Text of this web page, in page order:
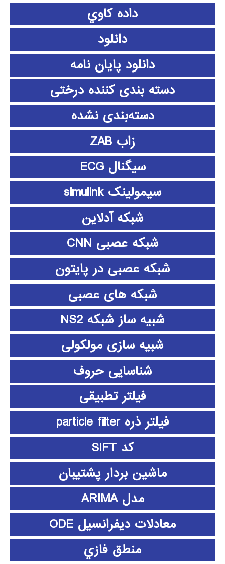
داده كاوي
دانلود
دانلود پايان نامه
دسته بندی کننده درختی
دسته‌بندی نشده
زاب ZAB
سیگنال ECG
سیمولینک simulink
شبکه آدلاین
شبکه عصبی CNN
شبکه عصبی در پایتون
شبکه های عصبی
شبیه ساز شبکه NS2
شبیه سازی مولکولی
شناسایی حروف
فیلتر تطبیقی
فیلتر ذره particle filter
کد SIFT
ماشین بردار پشتیبان
مدل ARIMA
معادلات دیفرانسیل ODE
منطق فازي